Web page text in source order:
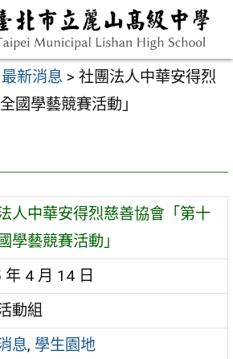
最新消息 > 社團法人中華安得烈
國學藝競賽活動」
人中華安得烈慈善協會「第十
學藝競賽活動」
年 4 月 14 日
動組
息, 學生園地